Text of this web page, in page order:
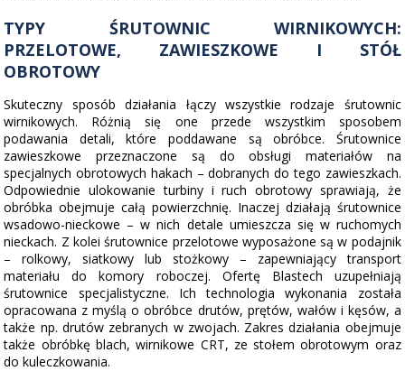
TYPY ŚRUTOWNIC WIRNIKOWYCH:
PRZELOTOWE, ZAWIESZKOWE I STÓŁ
OBROTOWY
Skuteczny sposób działania łączy wszystkie rodzaje śrutownic
wirnikowych. Różnią się one przede wszystkim sposobem
podawania detali, które poddawane są obróbce. Śrutownice
zawieszkowe przeznaczone są do obsługi materiałów na
specjalnych obrotowych hakach – dobranych do tego zawieszkach.
Odpowiednie ulokowanie turbiny i ruch obrotowy sprawiają, że
obróbka obejmuje całą powierzchnię. Inaczej działają śrutownice
wsadowo-nieckowe – w nich detale umieszcza się w ruchomych
nieckach. Z kolei śrutownice przelotowe wyposażone są w podajnik
– rolkowy, siatkowy lub stożkowy – zapewniający transport
materiału do komory roboczej. Ofertę Blastech uzupełniają
śrutownice specjalistyczne. Ich technologia wykonania została
opracowana z myślą o obróbce drutów, prętów, wałów i kęsów, a
także np. drutów zebranych w zwojach. Zakres działania obejmuje
także obróbkę blach, wirnikowe CRT, ze stołem obrotowym oraz
do kuleczkowania.